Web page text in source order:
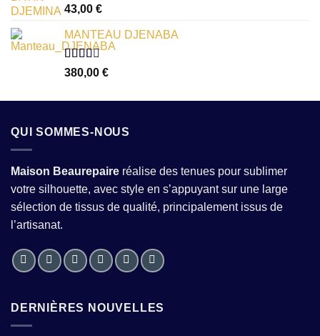
Note
sur
5
43,00 €
MANTEAU DJENABA
Note
380,00 €
QUI SOMMES-NOUS
Maison Beaurepaire réalise des tenues pour sublimer
votre silhouette, avec style en s’appuyant sur une large
sélection de tissus de qualité, principalement issus de
l’artisanat.
DERNIÈRES NOUVELLES